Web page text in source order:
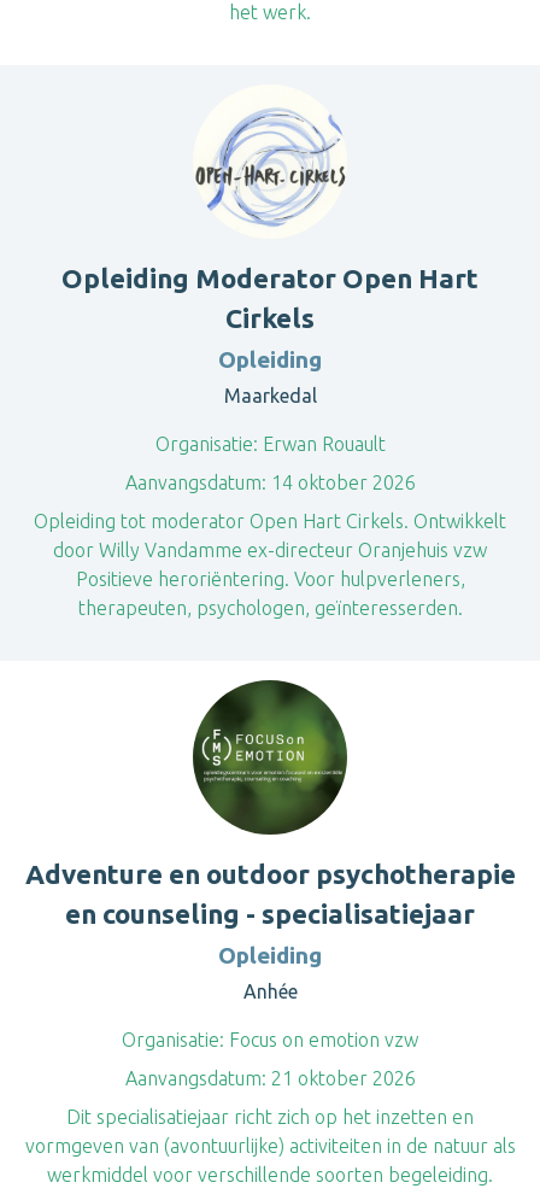
het werk.
Opleiding Moderator Open Hart
Cirkels
Opleiding
Maarkedal
Organisatie: Erwan Rouault
Aanvangsdatum: 14 oktober 2026
Opleiding tot moderator Open Hart Cirkels. Ontwikkelt
door Willy Vandamme ex-directeur Oranjehuis vzw
Positieve heroriëntering. Voor hulpverleners,
therapeuten, psychologen, geïnteresserden.
Adventure en outdoor psychotherapie
en counseling - specialisatiejaar
Opleiding
Anhée
Organisatie: Focus on emotion vzw
Aanvangsdatum: 21 oktober 2026
Dit specialisatiejaar richt zich op het inzetten en
vormgeven van (avontuurlijke) activiteiten in de natuur als
werkmiddel voor verschillende soorten begeleiding.